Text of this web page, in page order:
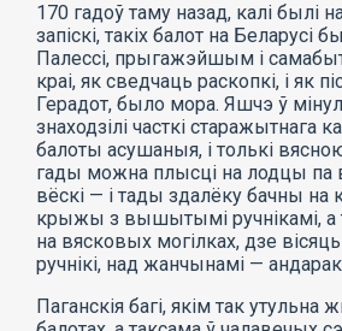
170 гадоў таму назад, калі былі
запіскі, такіх балот на Беларусі
Палессі, прыгажэйшым і
краі, як сведчаць раскопкі, і як
Герадот, было мора. Яшчэ ў
знаходзілі часткі старажытнага
балоты асушаныя, і толькі
гады можна плысці на лодцы па
вёскі — і тады здалёку бачны на
крыжы з вышытымі ручнікамі, а
на вясковых могілках, дзе
ручнікі, над жанчынамі —
Паганскія багі, якім так утульна